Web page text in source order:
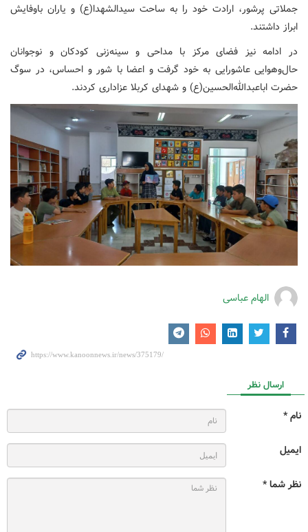
جملاتی پرشور، ارادت خود را به ساحت سیدالشهدا(ع) و یاران باوفایش
ابراز داشتند.
در ادامه نیز فضای مرکز با مداحی و سینه‌زنی کودکان و نوجوانان
حال‌وهوایی عاشورایی به خود گرفت و اعضا با شور و احساس، در سوگ
حضرت اباعبدالله‌الحسین(ع) و شهدای کربلا عزاداری کردند.
الهام عباسی
ارسال نظر
نام *
ایمیل
نظر شما *